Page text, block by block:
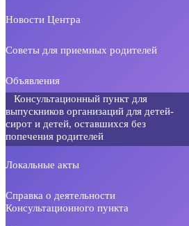
Новости Центра
Советы для приемных родителей
Объявления
Консультационный пункт для
выпускников организаций для детей-
сирот и детей, оставшихся без
попечения родителей
Локальные акты
Справка о деятельности
Консультационного пункта